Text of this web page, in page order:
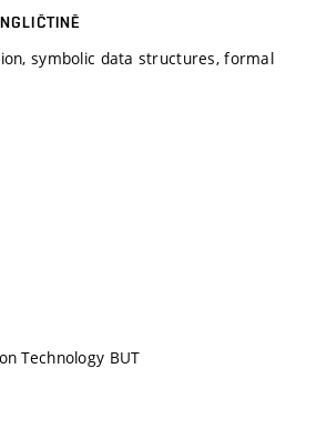
symbolic data structures, formal
Technology BUT